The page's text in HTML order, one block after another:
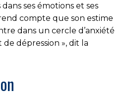
ses émotions et ses
compte que son estime
dans un cercle d’anxiété
dépression », dit la